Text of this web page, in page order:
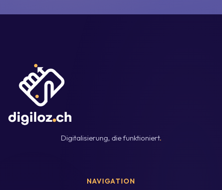
Digitalisierung, die funktioniert.
NAVIGATION